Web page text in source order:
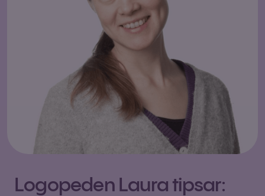
Logopeden Laura tipsar: